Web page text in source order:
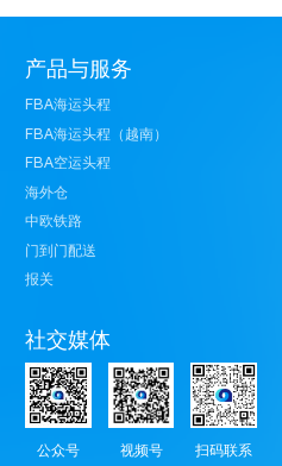
产品与服务
FBA海运头程
FBA海运头程（越南）
FBA空运头程
海外仓
中欧铁路
门到门配送
报关
社交媒体
公众号 视频号
扫码联系